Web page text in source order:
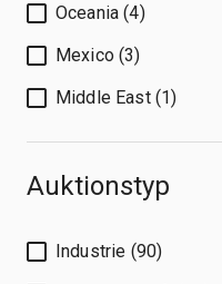
Oceania (4)
Mexico (3)
Middle East (1)
Auktionstyp
Industrie (90)